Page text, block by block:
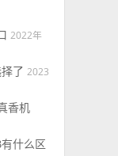
2022年
了 2023
香机
什么区